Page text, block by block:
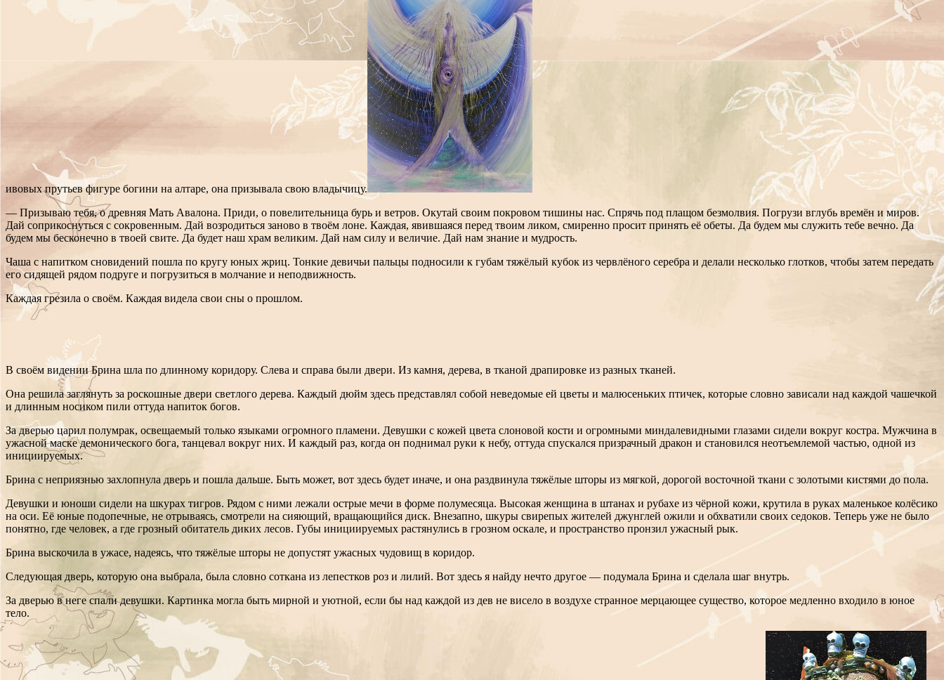
ивовых прутьев фигуре богини на алтаре, она призывала свою владычицу.
— Призываю тебя, о древняя Мать Авалона. Приди, о повелительница бурь и ветров. Окутай своим покровом тишины нас. Спрячь под плащом безмолвия. Погрузи вглубь времён и миров.
Дай соприкоснуться с сокровенным. Дай возродиться заново в твоём лоне. Каждая, явившаяся перед твоим ликом, смиренно просит принять её обеты. Да будем мы служить тебе вечно. Да
будем мы бесконечно в твоей свите. Да будет наш храм великим. Дай нам силу и величие. Дай нам знание и мудрость.
Чаша с напитком сновидений пошла по кругу юных жриц. Тонкие девичьи пальцы подносили к губам тяжёлый кубок из червлёного серебра и делали несколько глотков, чтобы затем передать
его сидящей рядом подруге и погрузиться в молчание и неподвижность.
Каждая грезила о своём. Каждая видела свои сны о прошлом.
В своём видении Брина шла по длинному коридору. Слева и справа были двери. Из камня, дерева, в тканой драпировке из разных тканей.
Она решила заглянуть за роскошные двери светлого дерева. Каждый дюйм здесь представлял собой неведомые ей цветы и малюсеньких птичек, которые словно зависали над каждой чашечкой
и длинным носиком пили оттуда напиток богов.
За дверью царил полумрак, освещаемый только языками огромного пламени. Девушки с кожей цвета слоновой кости и огромными миндалевидными глазами сидели вокруг костра. Мужчина в
ужасной маске демонического бога, танцевал вокруг них. И каждый раз, когда он поднимал руки к небу, оттуда спускался призрачный дракон и становился неотъемлемой частью, одной из
инициируемых.
Брина с неприязнью захлопнула дверь и пошла дальше. Быть может, вот здесь будет иначе, и она раздвинула тяжёлые шторы из мягкой, дорогой восточной ткани с золотыми кистями до пола.
Девушки и юноши сидели на шкурах тигров. Рядом с ними лежали острые мечи в форме полумесяца. Высокая женщина в штанах и рубахе из чёрной кожи, крутила в руках маленькое колёсико
на оси. Её юные подопечные, не отрываясь, смотрели на сияющий, вращающийся диск. Внезапно, шкуры свирепых жителей джунглей ожили и обхватили своих седоков. Теперь уже не было
понятно, где человек, а где грозный обитатель диких лесов. Губы инициируемых растянулись в грозном оскале, и пространство пронзил ужасный рык.
Брина выскочила в ужасе, надеясь, что тяжёлые шторы не допустят ужасных чудовищ в коридор.
Следующая дверь, которую она выбрала, была словно соткана из лепестков роз и лилий. Вот здесь я найду нечто другое — подумала Брина и сделала шаг внутрь.
За дверью в неге спали девушки. Картинка могла быть мирной и уютной, если бы над каждой из дев не висело в воздухе странное мерцающее существо, которое медленно входило в юное
тело.